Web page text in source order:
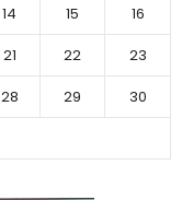
14 15
16
21 22
23
28 29
30